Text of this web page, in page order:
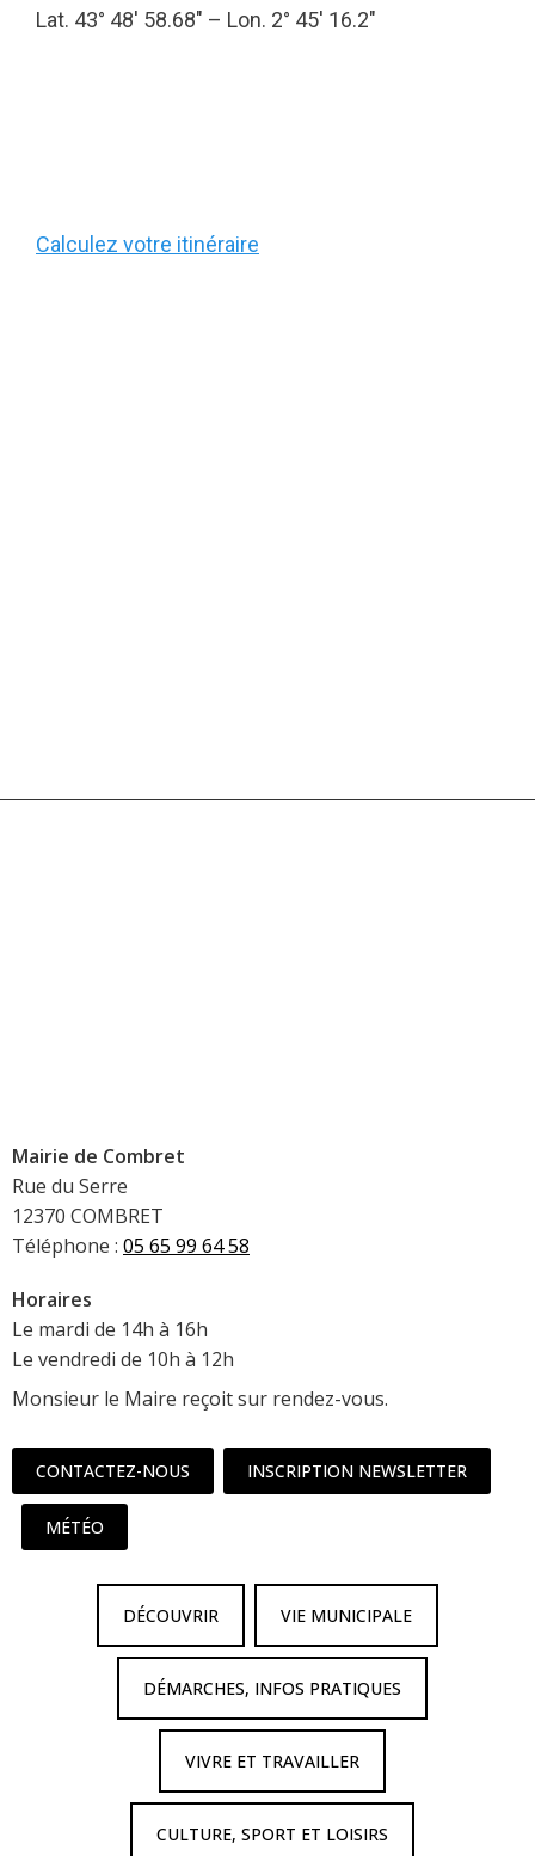
Lat. 43° 48′ 58.68″ – Lon. 2° 45′ 16.2″
Calculez votre itinéraire
Mairie de Combret
Rue du Serre
12370 COMBRET
Téléphone : 05 65 99 64 58
Horaires
Le mardi de 14h à 16h
Le vendredi de 10h à 12h
Monsieur le Maire reçoit sur rendez-vous.
CONTACTEZ-NOUS INSCRIPTION NEWSLETTER
MÉTÉO
DÉCOUVRIR VIE MUNICIPALE
DÉMARCHES, INFOS PRATIQUES
VIVRE ET TRAVAILLER
CULTURE, SPORT ET LOISIRS